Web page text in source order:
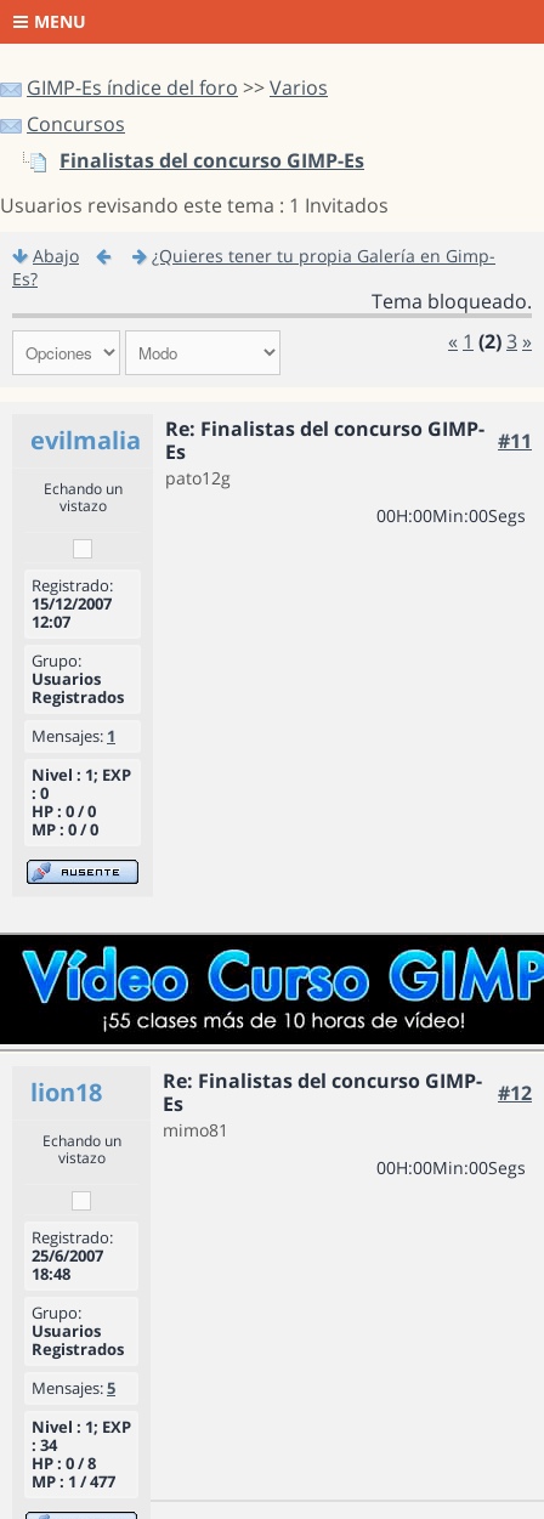
MENU
GIMP-Es índice del foro >>Varios
Concursos
Finalistas del concurso GIMP-Es
Usuarios revisando este tema : 1 Invitados
Abajo
¿Quieres tener tu propia Galería en Gimp-
Es?
Tema bloqueado.
« 1 (2)3 »
evilmalia
Re: Finalistas del concurso GIMP-
Es
#11
Echando un
vistazo
Registrado:
15/12/2007
12:07
Grupo:
Usuarios
Registrados
Mensajes: 1
Nivel : 1; EXP
: 0
HP : 0 / 0
MP : 0 / 0
pato12g
00H:00Min:00Segs
lion18
Re: Finalistas del concurso GIMP-
Es
#12
Echando un
vistazo
Registrado:
25/6/2007
18:48
Grupo:
Usuarios
Registrados
Mensajes:5
Nivel : 1; EXP
: 34
HP : 0 / 8
MP : 1 / 477
mimo81
00H:00Min:00Segs